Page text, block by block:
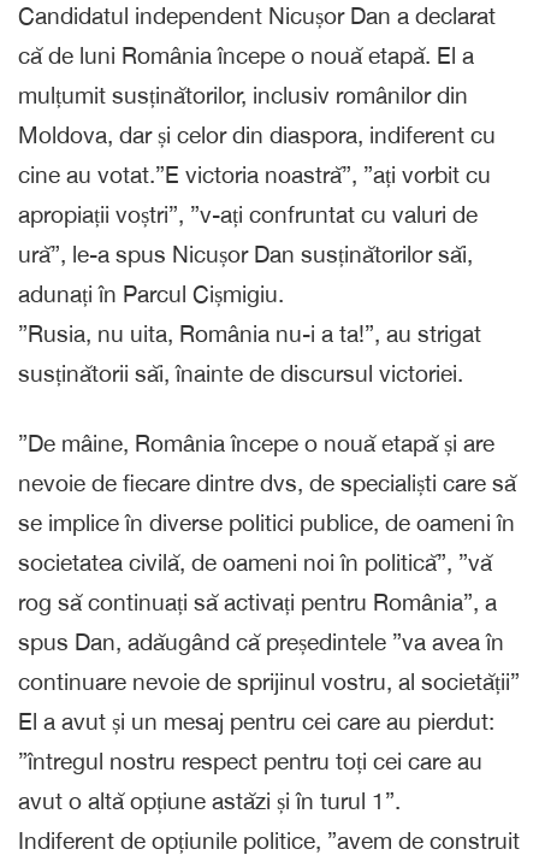
Candidatul independent Nicușor Dan a declarat
că de luni România începe o nouă etapă. El a
mulțumit susținătorilor, inclusiv românilor din
Moldova, dar și celor din diaspora, indiferent cu
cine au votat.”E victoria noastră”, ”ați vorbit cu
apropiații voștri”, ”v-ați confruntat cu valuri de
ură”, le-a spus Nicușor Dan susținătorilor săi,
adunați în Parcul Cișmigiu.
”Rusia, nu uita, România nu-i a ta!”, au strigat
susținătorii săi, înainte de discursul victoriei.
”De mâine, România începe o nouă etapă și are
nevoie de fiecare dintre dvs, de specialiști care să
se implice în diverse politici publice, de oameni în
societatea civilă, de oameni noi în politică”, ”vă
rog să continuați să activați pentru România”, a
spus Dan, adăugând că președintele ”va avea în
continuare nevoie de sprijinul vostru, al societății”
El a avut și un mesaj pentru cei care au pierdut:
”întregul nostru respect pentru toți cei care au
avut o altă opțiune astăzi și în turul 1”.
Indiferent de opțiunile politice, ”avem de construit